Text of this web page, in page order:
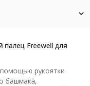
Freewell для
рукоятки
башмака,